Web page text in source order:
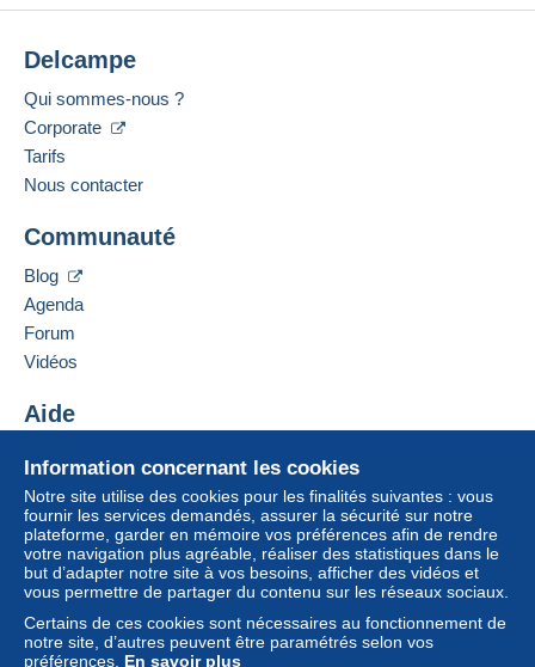
Information concernant les cookies
Notre site utilise des cookies pour les finalités suivantes : vous
fournir les services demandés, assurer la sécurité sur notre
plateforme, garder en mémoire vos préférences afin de rendre
votre navigation plus agréable, réaliser des statistiques dans le
but d’adapter notre site à vos besoins, afficher des vidéos et
vous permettre de partager du contenu sur les réseaux sociaux.
Certains de ces cookies sont nécessaires au fonctionnement de
notre site, d’autres peuvent être paramétrés selon vos
préférences. En savoir plus
Delcampe
Qui sommes-nous ?
Corporate
Tarifs
Nous contacter
Communauté
Blog
Agenda
Forum
Vidéos
Aide
Acheter sur Delcampe
Vendre sur Delcampe
Un site sécurisé